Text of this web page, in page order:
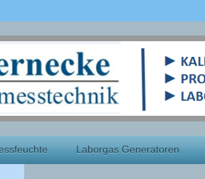
Laborgas Generatoren